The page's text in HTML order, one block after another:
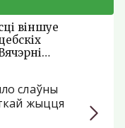
віншуе
слаўны
жыцця